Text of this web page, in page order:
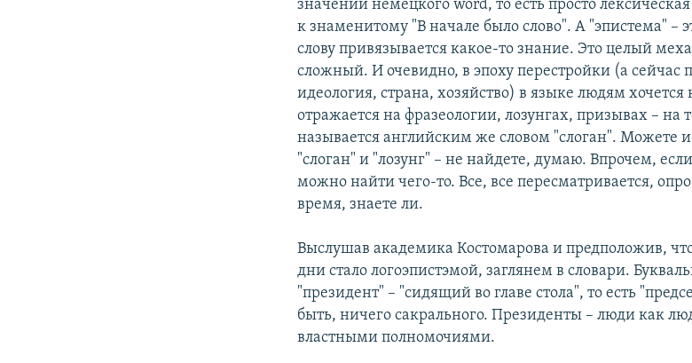
значении немецкого word, то есть просто
к знаменитому "В начале было слово". А "эпистема" –
слову привязывается какое-то знание. Это целый
сложный. И очевидно, в эпоху перестройки (а сейчас
идеология, страна, хозяйство) в языке людям хочется
отражается на фразеологии, лозунгах, призывах – на
называется английским же словом "слоган". Можете
"слоган" и "лозунг" – не найдете, думаю. Впрочем,
можно найти чего-то. Все, все пересматривается,
время, знаете ли.
Выслушав академика Костомарова и предположив,
дни стало логоэпистэмой, заглянем в словари.
"президент" – "сидящий во главе стола", то есть
быть, ничего сакрального. Президенты – люди как
властными полномочиями.